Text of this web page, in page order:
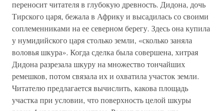
переносит читателя в глубокую древность. Дидона, дочь
Тирского царя, бежала в Африку и высадилась со своими
соплеменниками на ее северном берегу. Здесь она купила
у нумидийского царя столько земли, «сколько заняла
воловья шкура». Когда сделка была совершена, хитрая
Дидона разрезала шкуру на множество тончайших
ремешков, потом связала их и охватила участок земли.
Читателю предлагается вычислить, какова площадь
участка при условии, что поверхность целой шкуры